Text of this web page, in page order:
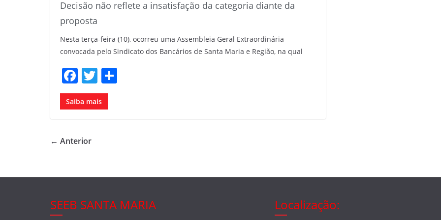
Decisão não reflete a insatisfação da categoria diante da
proposta
Nesta terça-feira (10), ocorreu uma Assembleia Geral Extraordinária
convocada pelo Sindicato dos Bancários de Santa Maria e Região, na qual
F
a
c
b
T
w
itt
Saiba mais
← Anterior
SEEB SANTA MARIA Localização: